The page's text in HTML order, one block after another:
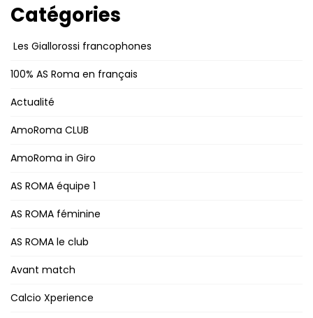
Catégories
Les Giallorossi francophones
100% AS Roma en français
Actualité
AmoRoma CLUB
AmoRoma in Giro
AS ROMA équipe 1
AS ROMA féminine
AS ROMA le club
Avant match
Calcio Xperience